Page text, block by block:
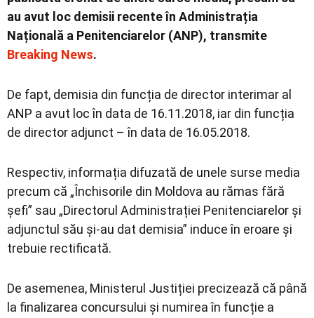
au avut loc demisii recente în Administrația
Națională a Penitenciarelor (ANP), transmite
Breaking News.
De fapt, demisia din funcția de director interimar al
ANP a avut loc în data de 16.11.2018, iar din funcția
de director adjunct – în data de 16.05.2018.
Respectiv, informația difuzată de unele surse media
precum că „Închisorile din Moldova au rămas fără
șefi” sau „Directorul Administrației Penitenciarelor și
adjunctul său și-au dat demisia” induce în eroare și
trebuie rectificată.
De asemenea, Ministerul Justiției precizează că până
la finalizarea concursului și numirea în funcție a